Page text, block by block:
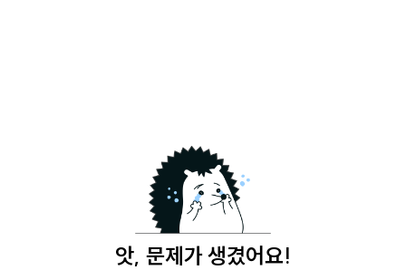
앗, 문제가 생겼어요!